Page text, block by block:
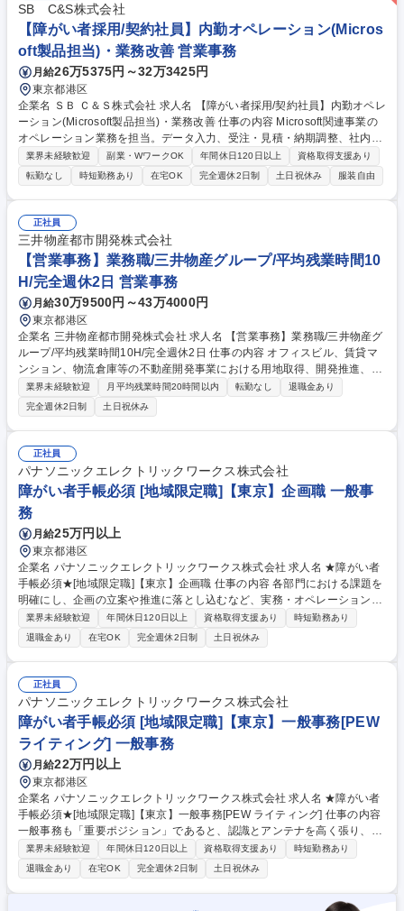
SB C&S株式会社
【障がい者採用/契約社員】内勤オペレーション(Micros
oft製品担当)・業務改善 営業事務
月給26万5375円～32万3425円
東京都港区
企業名 ＳＢ Ｃ＆Ｓ株式会社 求人名 【障がい者採用/契約社員】内勤オペレ
ーション(Microsoft製品担当)・業務改善 仕事の内容 Microsoft関連事業の
オペレーション業務を担当。データ入力、受注・見積・納期調整、社内問
い合わせ対応、資料作成に加え、AIツールを活用した業務改善にも携わり
ます。 【詳細】データ入力・更新/受注・見積作成・納期調整/社内営業か
らの問い合わせ対応/マニュアル作成や売上データ等の資料作成/AIツール
(Microsoft Copilot、ChatGPT等)を活用したAIエージェント作成や問い合
わせ対応の業務改善 【働き方】TeamsやGmailを活用しています。障がい
配慮に関する面談や在宅勤務など、無理なく柔軟に働ける環境を整えてい
ます。 募集職種 【障がい者採用/契約社員】内勤オペレーション(Microsoft
製品担当)・業務改善
業界未経験歓迎 副業・WワークOK 年間休日120日以上
資格取得支援あり
転勤なし
時短勤務あり 在宅OK 完全週休2日制 土日祝休み 服装自由
正社員
三井物産都市開発株式会社
【営業事務】業務職/三井物産グループ/平均残業時間10
H/完全週休2日 営業事務
月給30万9500円～43万4000円
東京都港区
企業名 三井物産都市開発株式会社 求人名 【営業事務】業務職/三井物産グ
ループ/平均残業時間10H/完全週休2日 仕事の内容 オフィスビル、賃貸マ
ンション、物流倉庫等の不動産開発事業における用地取得、開発推進、賃
貸運営、売却、仲介・活用提案等を行う営業部門において事務業務を担当
いただきます。 【詳細】・契約書管理、契約書製本、捺印対応、ファイリ
ング、登記簿取得、調書取得・支払業務（各種費用支払、支払管理、請
求・支払データ登録、取引先マスター申請対応）・予算作成及び予実管
理・各種稟議書、報告書作成業務・各種台帳管理、交際費・会議費支払報
告書作成及び月次管理・部内総務庶務全般 など※※配属先によっては上記
の他に担当頂く業務が発生する場合があります。 募集職種 【営業事務】
業務職/三井物産グループ/平均残業時間10H/完全週休2日
業界未経験歓迎 月平均残業時間20時間以内 転勤なし
退職金あり
完全週休2日制
土日祝休み
正社員
パナソニックエレクトリックワークス株式会社
障がい者手帳必須 [地域限定職]【東京】企画職 一般事
務
月給25万円以上
東京都港区
企業名 パナソニックエレクトリックワークス株式会社 求人名 ★障がい者
手帳必須★[地域限定職]【東京】企画職 仕事の内容 各部門における課題を
明確にし、企画の立案や推進に落とし込むなど、実務・オペレーションを
先導する立場としてご活躍いただきます。 【具体的な仕事内容】各種企
画・推進、各種資料作成などを中心としながら、担当領域における課題解
決を先導いただきます。 【キャリアパス】将来的には主務（主任）クラス
として部門のリーダーとしてご活躍いただくことを期待しております。入
社後、まずは企画職評価ランクの頂点を目指し、キャリアアップに挑戦い
ただけるよう、日々の指導だけではなく各種研修もご用意しています。 募
集職種 ★障がい者手帳必須★[地域限定職]【東京】企画職
業界未経験歓迎 年間休日120日以上 資格取得支援あり
時短勤務あり
退職金あり
在宅OK 完全週休2日制 土日祝休み
正社員
パナソニックエレクトリックワークス株式会社
障がい者手帳必須 [地域限定職]【東京】一般事務[PEW
ライティング] 一般事務
月給22万円以上
東京都港区
企業名 パナソニックエレクトリックワークス株式会社 求人名 ★障がい者
手帳必須★[地域限定職]【東京】一般事務[PEW ライティング] 仕事の内容
一般事務も「重要ポジション」であると、認識とアンテナを高く張り、社
内外の関係者とのコミュニケーションを密に取って各種業務推進いただき
ます。 【具体的な仕事内容】 一般事務（庶務含む）全般をお任せしま
す。 各種資料作成、各種会議（WEB含む）の実施調整と当日設営および
運営、備品発注、伝票処理、自部門の予算管理、電話応対等、幅広い業務
業界未経験歓迎 年間休日120日以上 資格取得支援あり
時短勤務あり
退職金あり
在宅OK 完全週休2日制 土日祝休み